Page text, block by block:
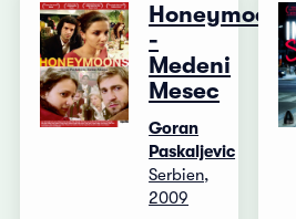
Honeymoons
-
Medeni
Mesec
Goran
Paskaljevic
Serbien,
2009